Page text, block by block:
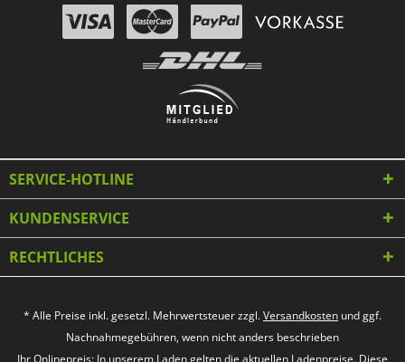
SERVICE-HOTLINE
KUNDENSERVICE
RECHTLICHES
* Alle Preise inkl. gesetzl. Mehrwertsteuer zzgl.Versandkosten und ggf.
Nachnahmegebühren, wenn nicht anders beschrieben